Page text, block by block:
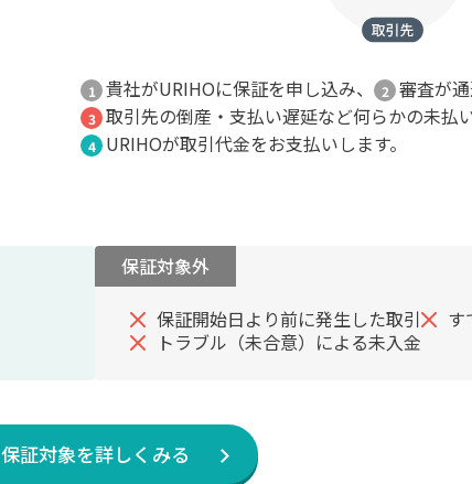
貴社がURIHOに保証を申し込み、
審査が
取引先の倒産・支払い遅延など何らかの未払
URIHOが取引代金をお支払いします。
保証対象外
保証開始日より前に発生した取引
す
トラブル（未合意）による未入金
保証対象を詳しくみる